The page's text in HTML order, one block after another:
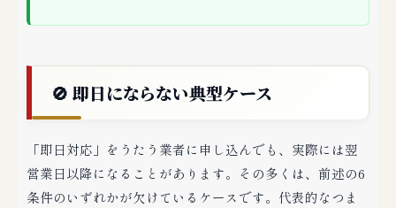
🚫 即日にならない典型ケース
「即日対応」をうたう業者に申し込んでも、実際には翌
営業日以降になることがあります。その多くは、前述の6
条件のいずれかが欠けているケースです。代表的なつま